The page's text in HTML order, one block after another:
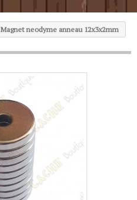
Magnet neodyme anneau 12x3x2mm